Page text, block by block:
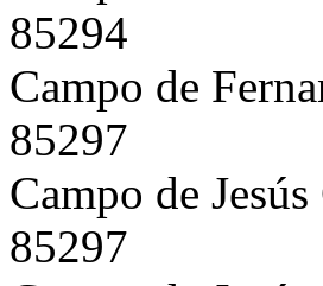
85294
Campo de
85297
Campo de
85297